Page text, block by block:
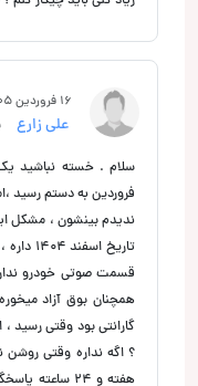
16 فروردین 1405
علی زارع
ندیدم بینشون ، مشکل
تاریخ
قسمت صوتی خودرو
همچنان بوق آزاد
گارانتی بود وقتی رسید ،
هفته و ۲۴